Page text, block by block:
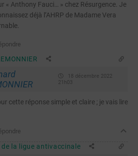
« Anthony Fauci… » chez Résurgence. Je
déjà l’AHRP de Madame Vera
18 décembre 2022
21h03
cette réponse simple et claire ; je vais lire
la ligue antivaccinale